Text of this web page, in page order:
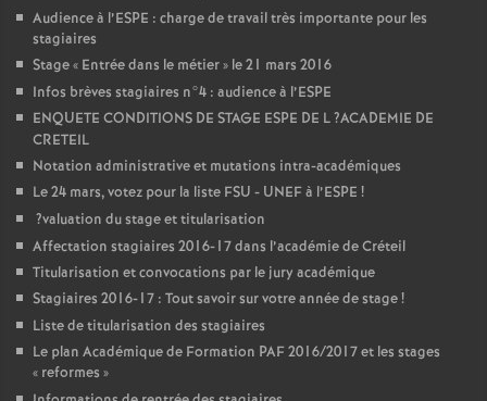
Audience à l’ESPE : charge de travail très importante pour les
stagiaires
Stage « Entrée dans le métier» le 21 mars 2016
Infos brèves stagiaires n°4 : audience à l’ESPE
ENQUETE CONDITIONS DE STAGE ESPE DE L?ACADEMIE DE
CRETEIL
Notation administrative et mutations intra-académiques
Le 24 mars, votez pour la liste FSU - UNEFà l’ESPE !
?valuation du stage et titularisation
Affectation stagiaires 2016-17 dans l’académie de Créteil
Titularisation et convocations par le jury académique
Stagiaires 2016-17 : Tout savoir sur votre année de stage!
Liste de titularisation des stagiaires
Le plan Académique de Formation PAF2016/2017 et les stages
« reformes »